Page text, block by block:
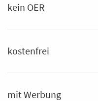
kein OER
kostenfrei
mit Werbung